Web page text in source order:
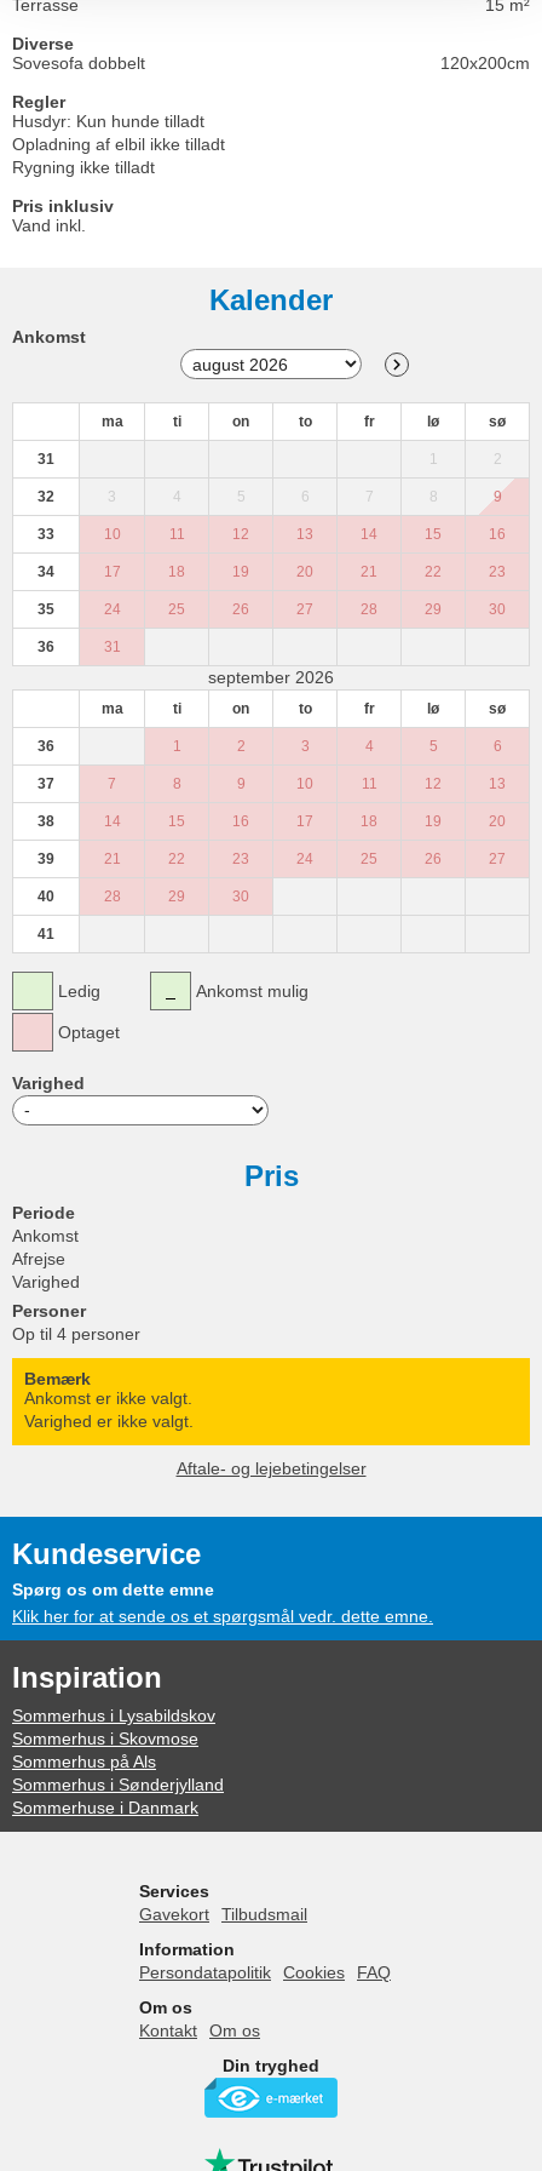
Terrasse
15 m²
Diverse
Sovesofa dobbelt
120x200cm
Regler
Husdyr: Kun hunde tilladt
Opladning af elbil ikke tilladt
Rygning ikke tilladt
Pris inklusiv
Vand inkl.
Kalender
Ankomst
ma ti on to fr lø sø
31 1 2
32 3 4 5 6 7 8 9
33 10 11 12 13 14 15 16
34 17 18 19 20 21 22 23
35 24 25 26 27 28 29 30
36 31
september 2026
ma ti on to fr lø sø
36 1 2 3 4 5 6
37 7 8 9 10 11 12 13
38 14 15 16 17 18 19 20
39 21 22 23 24 25 26 27
40 28 29 30
41
Ledig
Optaget
Ankomst mulig
Varighed
Pris
Periode
Ankomst
Afrejse
Varighed
Personer
Op til 4 personer
Bemærk
Ankomst er ikke valgt.
Varighed er ikke valgt.
Aftale- og lejebetingelser
Kundeservice
Spørg os om dette emne
Klik her for at sende os et spørgsmål vedr. dette emne.
Inspiration
Sommerhus i Lysabildskov
Sommerhus i Skovmose
Sommerhus på Als
Sommerhus i Sønderjylland
Sommerhuse i Danmark
Services
Gavekort
Tilbudsmail
Information
Persondatapolitik
Cookies
FAQ
Om os
Kontakt
Om os
Din tryghed